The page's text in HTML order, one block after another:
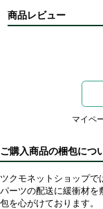
商品レビュー
マイペ
ご購入商品の梱包につ
ツクモネットショップ
パーツの配送に緩衝材を
包を心がけております。